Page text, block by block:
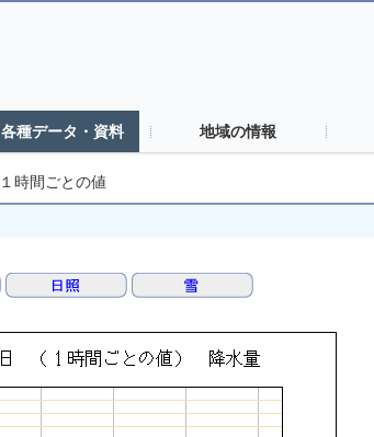
各種データ・資料 地域の情報
１時間ごとの値